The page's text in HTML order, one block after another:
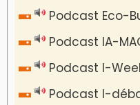
Podcast Eco-
Podcast IA-
Podcast I-
Podcast I-